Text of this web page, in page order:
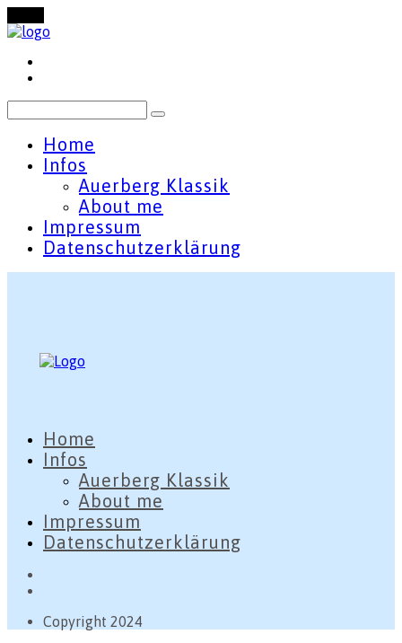
Home
Infos
Auerberg Klassik
About me
Impressum
Datenschutzerklärung
Home
Infos
Auerberg Klassik
About me
Impressum
Datenschutzerklärung
Copyright 2024